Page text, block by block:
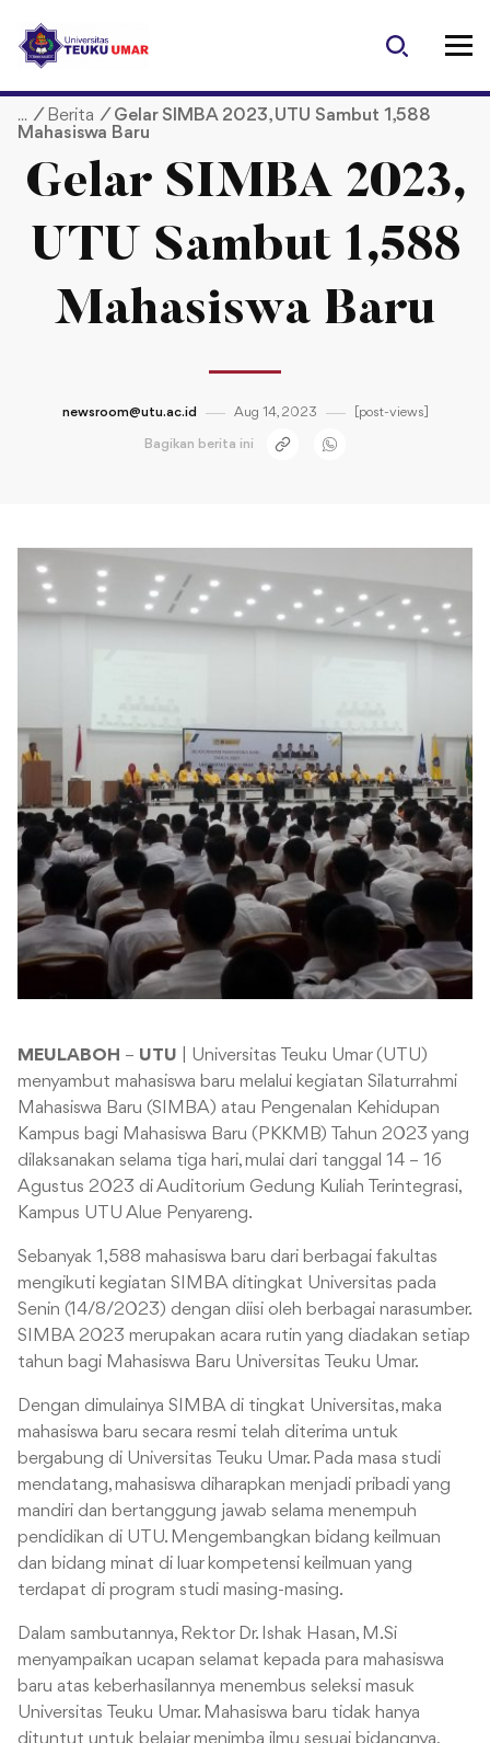
p
/ Berita / Gelar SIMBA 2023, UTU Sambut 1,588
Mahasiswa Baru
Gelar SIMBA 2023,
UTU Sambut 1,588
Mahasiswa Baru
newsroom@utu.ac.id Aug 14, 2023 [post-views]
Bagikan berita ini
MEULABOH – UTU | Universitas Teuku Umar (UTU)
menyambut mahasiswa baru melalui kegiatan Silaturrahmi
Mahasiswa Baru (SIMBA) atau Pengenalan Kehidupan
Kampus bagi Mahasiswa Baru (PKKMB) Tahun 2023 yang
dilaksanakan selama tiga hari, mulai dari tanggal 14 – 16
Agustus 2023 di Auditorium Gedung Kuliah Terintegrasi,
Kampus UTU Alue Penyareng.
Sebanyak 1,588 mahasiswa baru dari berbagai fakultas
mengikuti kegiatan SIMBA ditingkat Universitas pada
Senin (14/8/2023) dengan diisi oleh berbagai narasumber.
SIMBA 2023 merupakan acara rutin yang diadakan setiap
tahun bagi Mahasiswa Baru Universitas Teuku Umar.
Dengan dimulainya SIMBA di tingkat Universitas, maka
mahasiswa baru secara resmi telah diterima untuk
bergabung di Universitas Teuku Umar. Pada masa studi
mendatang, mahasiswa diharapkan menjadi pribadi yang
mandiri dan bertanggung jawab selama menempuh
pendidikan di UTU. Mengembangkan bidang keilmuan
dan bidang minat di luar kompetensi keilmuan yang
terdapat di program studi masing-masing.
Dalam sambutannya, Rektor Dr. Ishak Hasan, M.Si
menyampaikan ucapan selamat kepada para mahasiswa
baru atas keberhasilannya menembus seleksi masuk
Universitas Teuku Umar. Mahasiswa baru tidak hanya